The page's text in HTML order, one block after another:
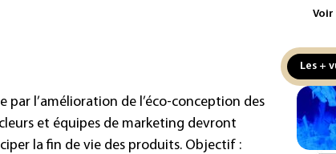
par l’amélioration de l’éco-conception des
et équipes de marketing devront
la fin de vie des produits. Objectif :
aux
la
au
la
Voir
Les +